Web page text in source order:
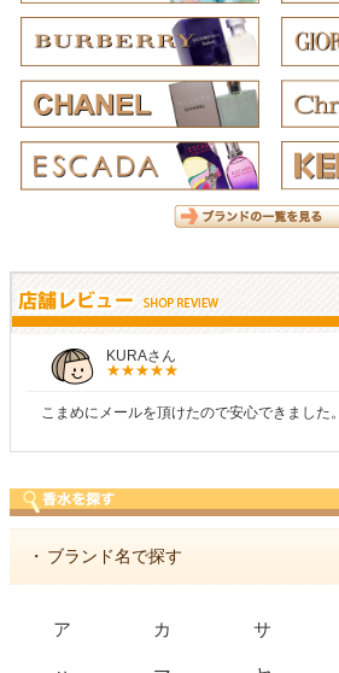
KURAさん
こまめにメールを頂けたので安心できました。
・ ブランド名で探す
ア カ サ